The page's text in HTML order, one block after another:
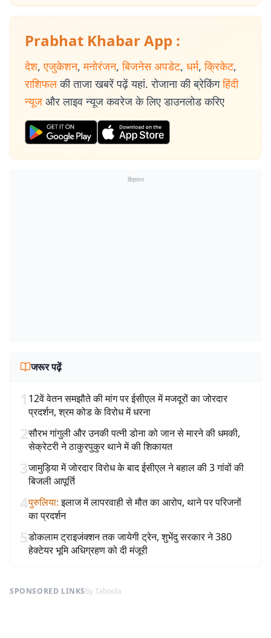
Prabhat Khabar App :
देश, एजुकेशन, मनोरंजन, बिजनेस अपडेट, धर्म, क्रिकेट,
राशिफल की ताजा खबरें पढ़ें यहां. रोजाना की ब्रेकिंग हिंदी
न्यूज और लाइव न्यूज कवरेज के लिए डाउनलोड करिए
विज्ञापन
जरूर पढ़ें
1 12वें वेतन समझौते की मांग पर ईसीएल में मजदूरों का जोरदार
प्रदर्शन, श्रम कोड के विरोध में धरना
2सौरभ गांगुली और उनकी पत्नी डोना को जान से मारने की धमकी,
सेक्रेटरी ने ठाकुरपुकुर थाने में की शिकायत
3जामुड़िया में जोरदार विरोध के बाद ईसीएल ने बहाल की 3 गांवों की
बिजली आपूर्ति
4पुरुलिया: इलाज में लापरवाही से मौत का आरोप, थाने पर परिजनों
का प्रदर्शन
5डोकलाम ट्राइजंक्शन तक जायेगी ट्रेन, शुभेंदु सरकार ने 380
हेक्टेयर भूमि अधिग्रहण को दी मंजूरी
SPONSORED LINKSby Taboola